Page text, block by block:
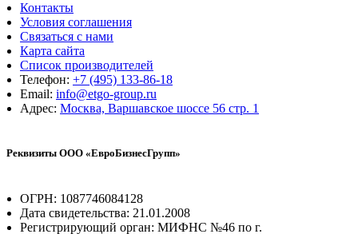
Контакты
Условия соглашения
Связаться с нами
Карта сайта
Список производителей
Телефон: +7 (495) 133-86-18
Email: info@etgo-group.ru
Адрес: Москва, Варшавское шоссе 56 стр. 1
Реквизиты ООО «ЕвроБизнесГрупп»
ОГРН: 1087746084128
Дата свидетельства: 21.01.2008
Регистрирующий орган: МИФНС №46 по г.